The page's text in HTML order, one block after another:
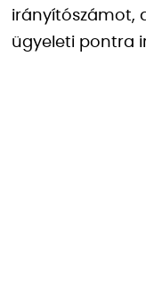
irányítószámot,
ügyeleti pontra